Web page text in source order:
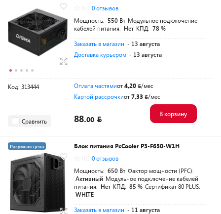
0 отзывов
Мощность: 550 Вт Модульное подключение
кабелей питания: Нет КПД: 78 %
Заказать в магазин - 13 августа
Доставка курьером - 13 августа
Код: 313444 Оплата частямиот4,20
/мес
Картой рассрочкиот7,33 /мес
Сравнить 88.00
В корзину
Разумная цена
Блок питания PcCooler P3-F650-W1H
0 отзывов
Мощность: 650 Вт Фактор мощности (PFC):
Активный Модульное подключение кабелей
питания: Нет КПД: 85 % Сертификат 80 PLUS:
WHITE
Заказать в магазин - 11 августа